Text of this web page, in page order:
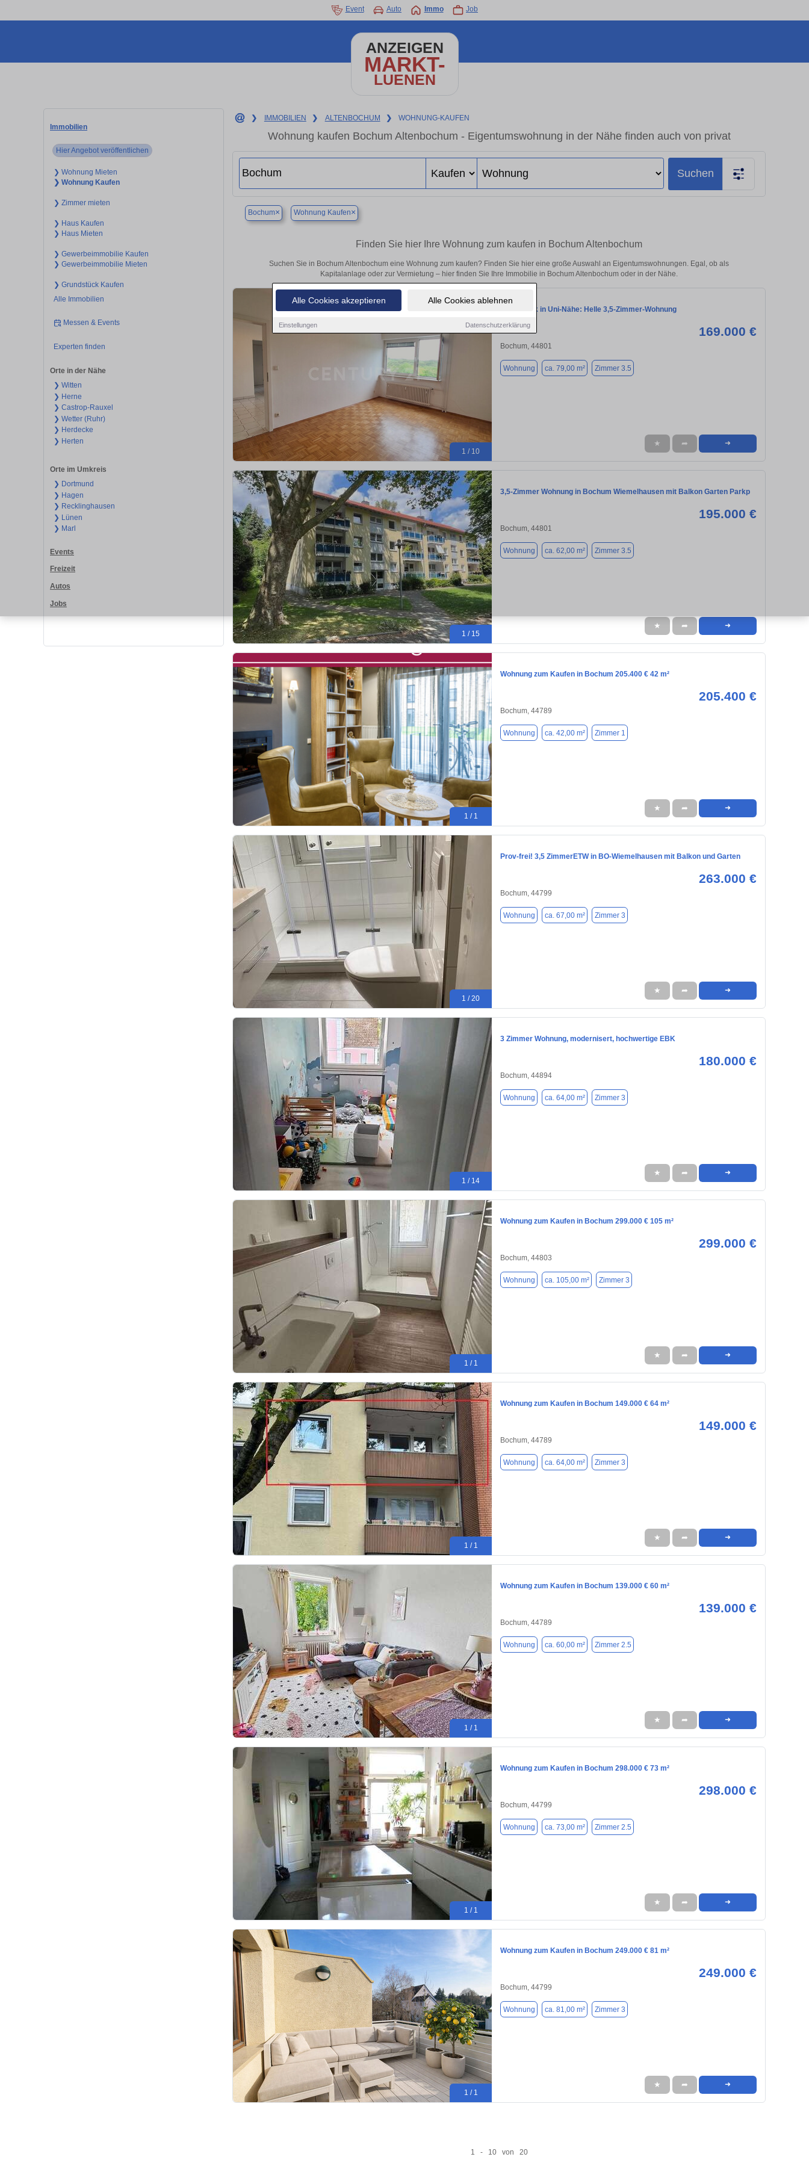
Alle Cookies akzeptieren Alle Cookies ablehnen
Einstellungen Datenschutzerklärung
Event Auto Immo Job
ANZEIGEN
MARKT-
LUENEN
Immobilien
Hier Angebot veröffentlichen
❯ Wohnung Mieten
❯ Wohnung Kaufen
❯ Zimmer mieten
❯ Haus Kaufen
❯ Haus Mieten
❯ Gewerbeimmobilie Kaufen
❯ Gewerbeimmobilie Mieten
❯ Grundstück Kaufen
Alle Immobilien
Messen & Events
Experten finden
Orte in der Nähe
❯ Witten
❯ Herne
❯ Castrop-Rauxel
❯ Wetter (Ruhr)
❯ Herdecke
❯ Herten
Orte im Umkreis
❯ Dortmund
❯ Hagen
❯ Recklinghausen
❯ Lünen
❯ Marl
Events
Freizeit
Autos
Jobs
❯ IMMOBILIEN ❯ ALTENBOCHUM ❯ WOHNUNG-KAUFEN
Wohnung kaufen Bochum Altenbochum - Eigentumswohnung in der Nähe finden auch von privat
Suchen
Bochum× Wohnung Kaufen×
Finden Sie hier Ihre Wohnung zum kaufen in Bochum Altenbochum
Suchen Sie in Bochum Altenbochum eine Wohnung zum kaufen? Finden Sie hier eine große Auswahl an Eigentumswohnungen. Egal, ob als
Kapitalanlage oder zur Vermietung – hier finden Sie Ihre Immobilie in Bochum Altenbochum oder in der Nähe.
1 / 10
Wohnglück in Uni-Nähe: Helle 3,5-Zimmer-Wohnung
169.000 €
Bochum, 44801
Wohnung ca. 79,00 m² Zimmer 3.5
★ ➦ ➜
1 / 15
3,5-Zimmer Wohnung in Bochum Wiemelhausen mit Balkon Garten Parkp
195.000 €
Bochum, 44801
Wohnung ca. 62,00 m² Zimmer 3.5
★ ➦ ➜
1 / 1
Wohnung zum Kaufen in Bochum 205.400 € 42 m²
205.400 €
Bochum, 44789
Wohnung ca. 42,00 m² Zimmer 1
★ ➦ ➜
1 / 20
Prov-frei! 3,5 ZimmerETW in BO-Wiemelhausen mit Balkon und Garten
263.000 €
Bochum, 44799
Wohnung ca. 67,00 m² Zimmer 3
★ ➦ ➜
1 / 14
3 Zimmer Wohnung, modernisert, hochwertige EBK
180.000 €
Bochum, 44894
Wohnung ca. 64,00 m² Zimmer 3
★ ➦ ➜
1 / 1
Wohnung zum Kaufen in Bochum 299.000 € 105 m²
299.000 €
Bochum, 44803
Wohnung ca. 105,00 m² Zimmer 3
★ ➦ ➜
1 / 1
Wohnung zum Kaufen in Bochum 149.000 € 64 m²
149.000 €
Bochum, 44789
Wohnung ca. 64,00 m² Zimmer 3
★ ➦ ➜
1 / 1
Wohnung zum Kaufen in Bochum 139.000 € 60 m²
139.000 €
Bochum, 44789
Wohnung ca. 60,00 m² Zimmer 2.5
★ ➦ ➜
1 / 1
Wohnung zum Kaufen in Bochum 298.000 € 73 m²
298.000 €
Bochum, 44799
Wohnung ca. 73,00 m² Zimmer 2.5
★ ➦ ➜
1 / 1
Wohnung zum Kaufen in Bochum 249.000 € 81 m²
249.000 €
Bochum, 44799
Wohnung ca. 81,00 m² Zimmer 3
★ ➦ ➜
1 - 10 von 20